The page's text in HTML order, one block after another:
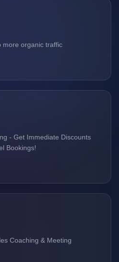
more organic traffic
- Get Immediate Discounts
Bookings!
Coaching & Meeting